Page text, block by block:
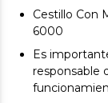
Cestillo Con
6000
Es
responsable